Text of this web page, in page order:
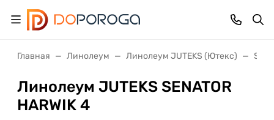
Главная Линолеум Линолеум JUTEKS (Ютекс)
Линолеум JUTEKS SENATOR
HARWIK 4